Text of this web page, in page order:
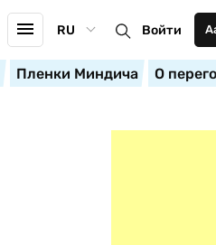
RU Войти
Пленки Миндича О